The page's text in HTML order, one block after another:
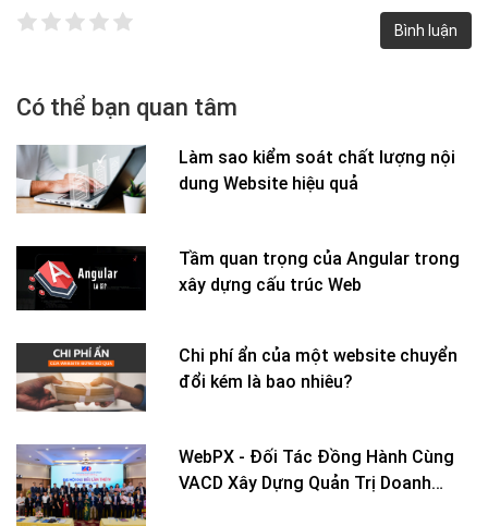
Có thể bạn quan tâm
Làm sao kiểm soát chất lượng nội
dung Website hiệu quả
Tầm quan trọng của Angular trong
xây dựng cấu trúc Web
Chi phí ẩn của một website chuyển
đổi kém là bao nhiêu?
WebPX - Đối Tác Đồng Hành Cùng
VACD Xây Dựng Quản Trị Doanh